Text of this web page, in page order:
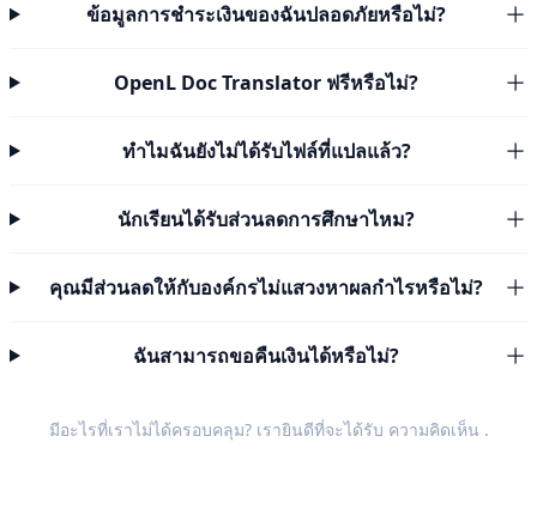
ข้อมูลการชำระเงินของฉันปลอดภัยหรือไม่?
OpenL Doc Translator ฟรีหรือไม่?
ทำไมฉันยังไม่ได้รับไฟล์ที่แปลแล้ว?
นักเรียนได้รับส่วนลดการศึกษาไหม?
คุณมีส่วนลดให้กับองค์กรไม่แสวงหาผลกำไรหรือไม่?
ฉันสามารถขอคืนเงินได้หรือไม่?
มีอะไรที่เราไม่ได้ครอบคลุม? เรายินดีที่จะได้รับ ความคิดเห็น .